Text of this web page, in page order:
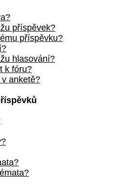
příspěvek?
příspěvku?
hlasování?
k fóru?
anketě?